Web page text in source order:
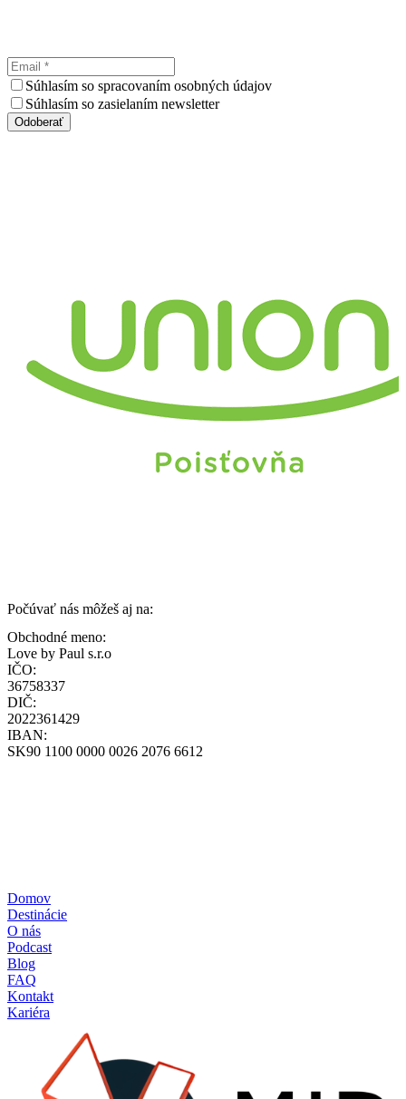
Súhlasím so spracovaním osobných údajov
Súhlasím so zasielaním newsletter
Odoberať
Počúvať nás môžeš aj na:
Obchodné meno:
Love by Paul s.r.o
IČO:
36758337
DIČ:
2022361429
IBAN:
SK90 1100 0000 0026 2076 6612
Domov
Destinácie
O nás
Podcast
Blog
FAQ
Kontakt
Kariéra